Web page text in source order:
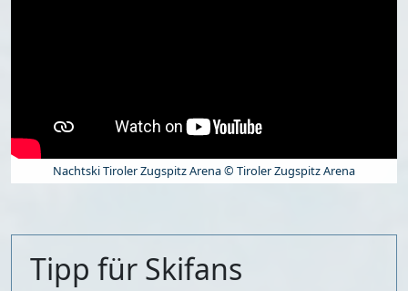
Nachtski Tiroler Zugspitz Arena © Tiroler Zugspitz Arena
Tipp für Skifans